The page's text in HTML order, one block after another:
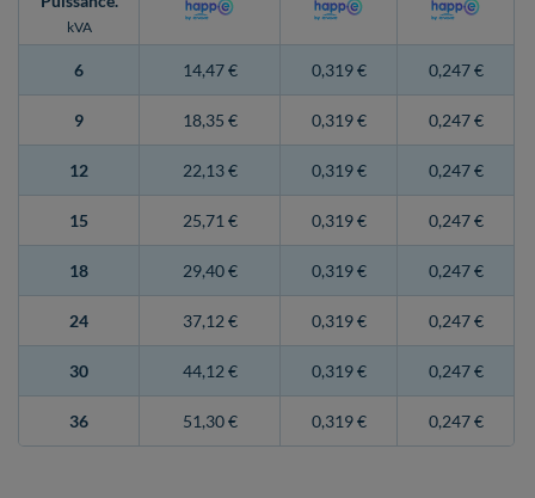
kVA
6 14,47 € 0,319 € 0,247 €
9 18,35 € 0,319 € 0,247 €
12 22,13 € 0,319 € 0,247 €
15 25,71 € 0,319 € 0,247 €
18 29,40 € 0,319 € 0,247 €
24 37,12 € 0,319 € 0,247 €
30 44,12 € 0,319 € 0,247 €
36 51,30 € 0,319 € 0,247 €